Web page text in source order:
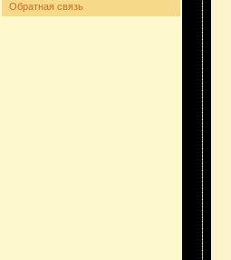
Обратная связь